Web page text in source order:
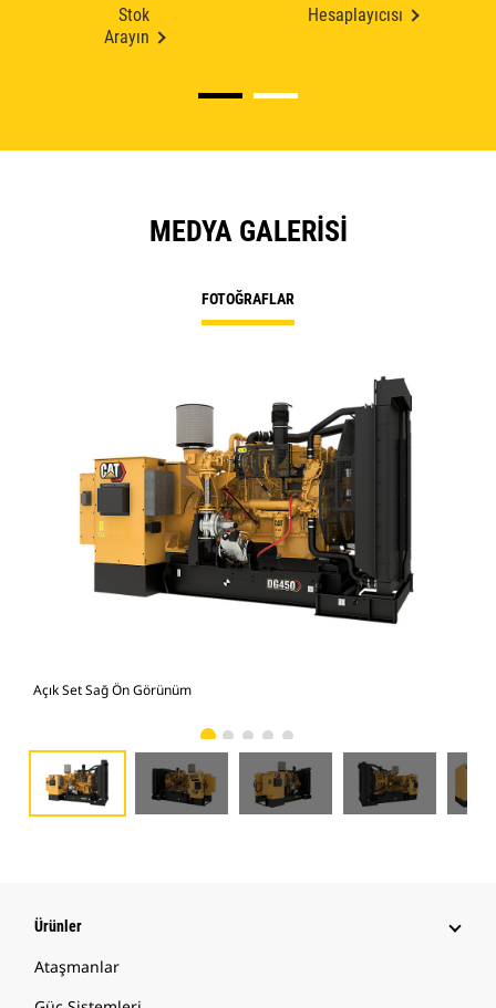
Stok
Arayın
Hesaplayıcısı
MEDYA GALERISI
FOTOĞRAFLAR
Açık Set Sağ Ön Görünüm
Ürünler
Ataşmanlar